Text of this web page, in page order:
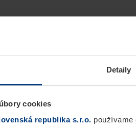
Detaily
cookies
republika s.r.o. používame